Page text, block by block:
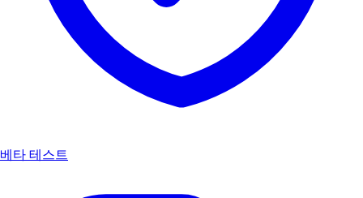
베타 테스트